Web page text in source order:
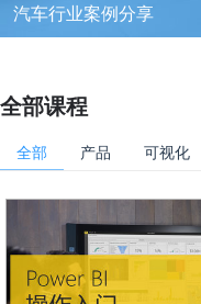
汽车行业案例分享
全部课程
全部 产品 可视化